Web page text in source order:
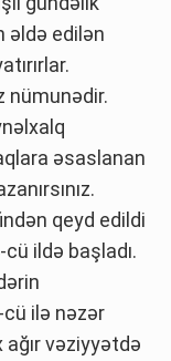
əldə edilən
nümunədir.
əsaslanan
qeyd edildi
ildə başladı.
ilə nəzər
vəziyyətdə